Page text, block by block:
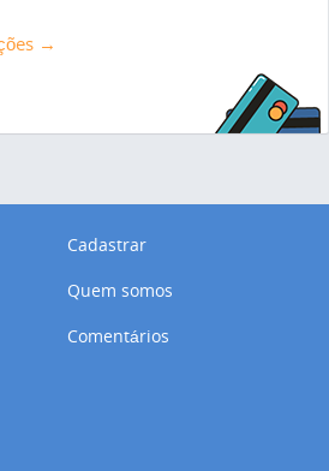
→
Cadastrar
Quem somos
Comentários